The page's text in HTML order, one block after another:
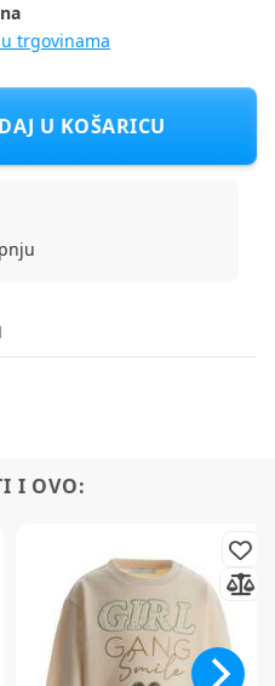
trgovinama
Ž Bijela 116
U KOŠARICU
I OVO: